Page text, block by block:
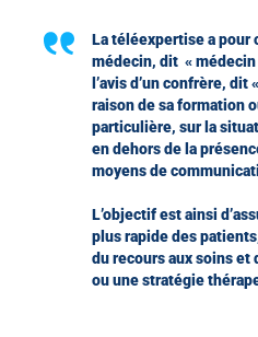
La téléexpertise a pour
médecin, dit «
l’avis d’un confrère,
raison de sa formation
particulière, sur la
en dehors de la
moyens de
L’objectif est ainsi
plus rapide des
du recours aux soins
ou une stratégie